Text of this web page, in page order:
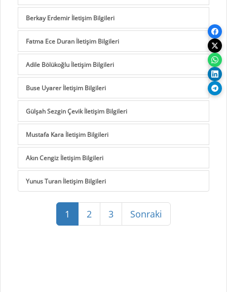
Berkay Erdemir İletişim Bilgileri
Fatma Ece Duran İletişim Bilgileri
Adile Bölükoğlu İletişim Bilgileri
Buse Uyarer İletişim Bilgileri
Gülşah Sezgin Çevik İletişim Bilgileri
Mustafa Kara İletişim Bilgileri
Akın Cengiz İletişim Bilgileri
Yunus Turan İletişim Bilgileri
1 2 3 Sonraki